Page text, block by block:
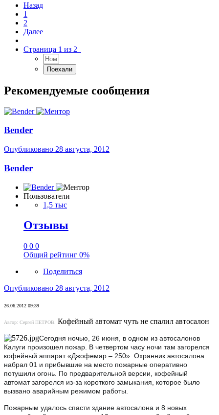
Назад
1
2
Далее
Страница 1 из 2
Рекомендуемые сообщения
Bender
Опубликовано 28 августа, 2012
Bender
Пользователи
1,5 тыс
Отзывы
0 0 0
Общий рейтинг 0%
Поделиться
Опубликовано 28 августа, 2012
26.06.2012 09:39
Автор: Сергей ПЕТРОВ. Кофейный автомат чуть не спалил автосалон
Сегодня ночью, 26 июня, в одном из автосалонов
Калуги произошел пожар. В четвертом часу ночи там загорелся
кофейный аппарат «Джофемар – 250». Охранник автосалона
набрал 01 и прибывшие на место пожарные оперативно
потушили огонь. По предварительной версии, кофейный
автомат загорелся из-за короткого замыкания, которое было
вызвано аварийным режимом работы.
Пожарным удалось спасти здание автосалона и 8 новых